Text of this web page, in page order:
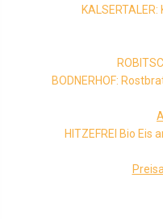
BODNERHOF:
HITZEFREI Bio Eis